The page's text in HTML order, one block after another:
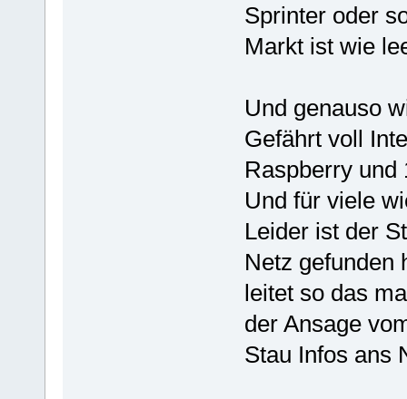
Sprinter oder
Markt ist wie
Und genauso
Gefährt voll
Raspberry und
Und für viele
Leider ist der
Netz gefunden
leitet so das
der Ansage
Stau Infos ans